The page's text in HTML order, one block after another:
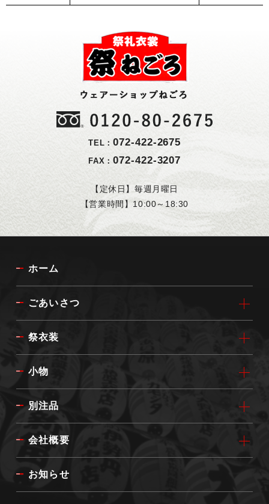
TEL：072-422-2675
FAX：072-422-3207
【定休日】毎週月曜日
【営業時間】10:00～18:30
ホーム
ごあいさつ
祭衣装
小物
別注品
会社概要
お知らせ